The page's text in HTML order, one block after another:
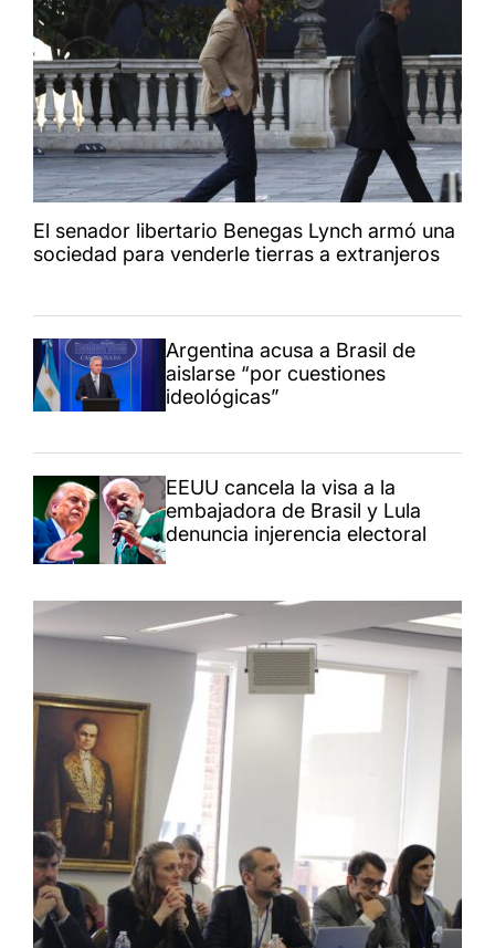
El senador libertario Benegas Lynch armó una
sociedad para venderle tierras a extranjeros
Argentina acusa a Brasil de
aislarse “por cuestiones
ideológicas”
EEUU cancela la visa a la
embajadora de Brasil y Lula
denuncia injerencia electoral